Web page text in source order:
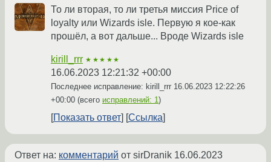
То ли вторая, то ли третья миссия Price of
loyalty или Wizards isle. Первую я кое-как
прошёл, а вот дальше... Вроде Wizards isle
kirill_rrr ★★★★★
16.06.2023 12:21:32 +00:00
Последнее исправление: kirill_rrr 16.06.2023 12:22:26
+00:00 (всего исправлений: 1)
Показать ответ Ссылка
Ответ на: комментарий от sirDranik 16.06.2023